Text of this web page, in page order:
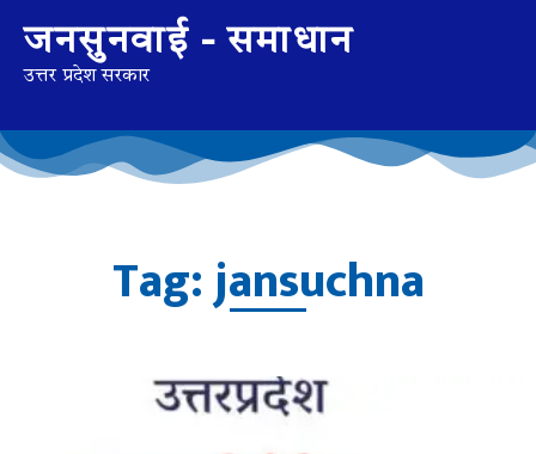
जनसुनवाई - समाधान
उत्तर प्रदेश सरकार
Tag: jansuchna